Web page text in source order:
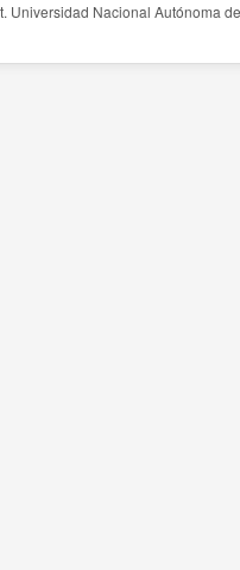
Universidad Nacional Autónoma